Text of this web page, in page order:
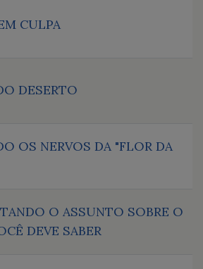
CULPA
DESERTO
OS NERVOS DA "FLOR DA
O ASSUNTO SOBRE O
DEVE SABER